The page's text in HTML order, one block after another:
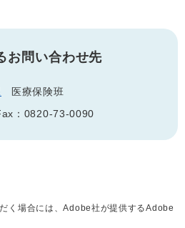
お問い合わせ先
医療保険班
：0820-73-0090
く場合には、Adobe社が提供するAdobe